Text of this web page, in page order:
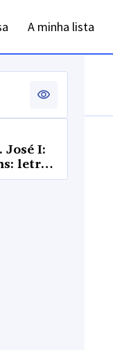
A minha lista
José I:
letras